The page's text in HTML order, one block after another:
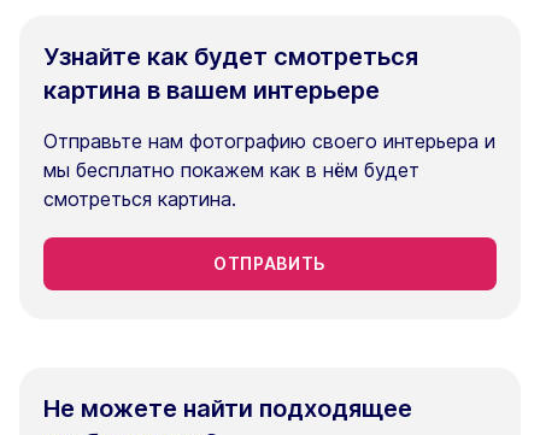
Узнайте как будет смотреться
картина в вашем интерьере
Отправьте нам фотографию своего интерьера и
мы бесплатно покажем как в нём будет
смотреться картина.
ОТПРАВИТЬ
Не можете найти подходящее